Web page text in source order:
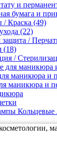
и
бумага и
Краска (49)
(22)
защита /
(18)
/
маникюра и